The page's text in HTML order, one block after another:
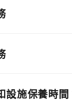
設施保養時間